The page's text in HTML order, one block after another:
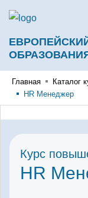
Главная Каталог
HR Менеджер
Курс
HR